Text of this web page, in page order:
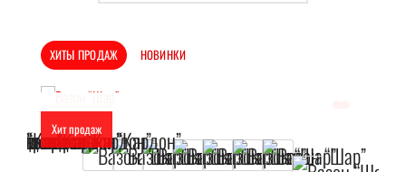
ХИТЫ ПРОДАЖ НОВИНКИ
Хит продаж
Отложить